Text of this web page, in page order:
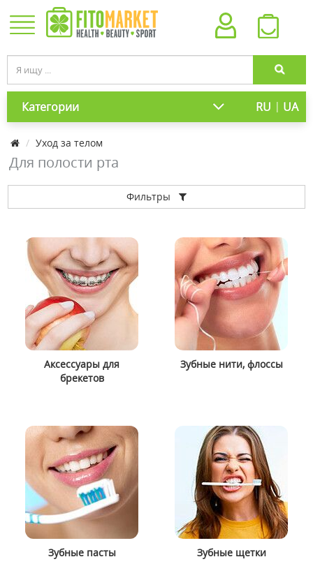
Категории RU | UA
Уход за телом
Для полости рта
Фильтры
Аксессуары для
брекетов
Зубные нити, флоссы
Зубные пасты Зубные щетки